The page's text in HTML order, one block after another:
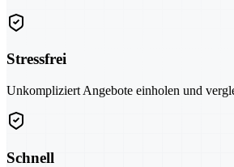
Stressfrei
Unkompliziert Angebote einholen und
Schnell